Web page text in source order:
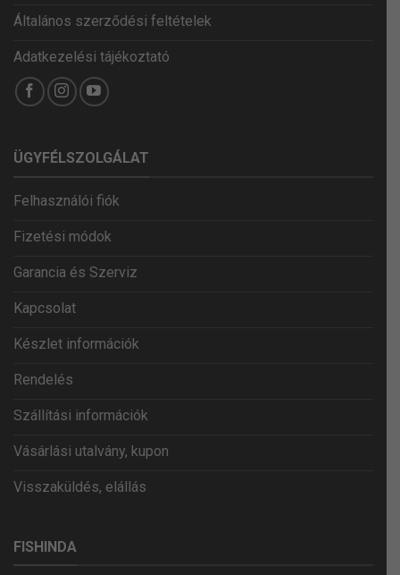
Általános szerződési feltételek
Adatkezelési tájékoztató
ÜGYFÉLSZOLGÁLAT
Felhasználói fiók
Fizetési módok
Garancia és Szerviz
Kapcsolat
Készlet információk
Rendelés
Szállítási információk
Vásárlási utalvány, kupon
Visszaküldés, elállás
FISHINDA